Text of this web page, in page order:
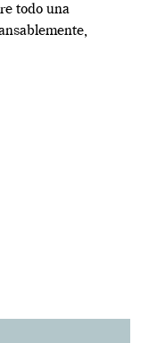
todo una